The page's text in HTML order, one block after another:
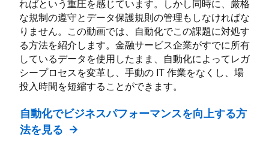
ればという重圧を感じています。しかし同時に、厳格
な規制の遵守とデータ保護規則の管理もしなければな
りません。この動画では、自動化でこの課題に対処す
る方法を紹介します。金融サービス企業がすでに所有
しているデータを使用したまま、自動化によってレガ
シープロセスを変革し、手動の IT 作業をなくし、場
投入時間を短縮することができます。
自動化でビジネスパフォーマンスを向上する方
法を見る